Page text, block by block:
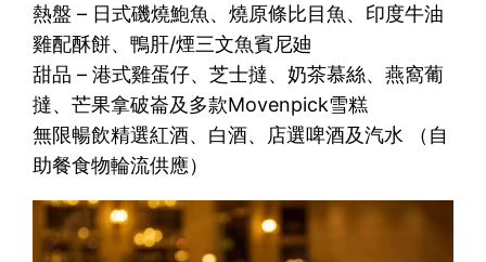
熱盤 – 日式磯燒鮑魚、燒原條比目魚、印度牛油
雞配酥餅、鴨肝/煙三文魚賓尼廸
甜品 – 港式雞蛋仔、芝士撻、奶茶慕絲、燕窩葡
撻、芒果拿破崙及多款Movenpick雪糕
無限暢飲精選紅酒、白酒、店選啤酒及汽水 （自
助餐食物輪流供應）